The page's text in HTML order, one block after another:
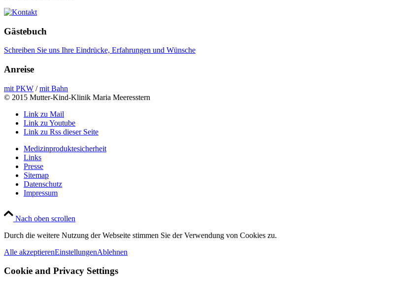
Gästebuch
Schreiben Sie uns Ihre Eindrücke, Erfahrungen und Wünsche
Anreise
mit PKW /mit Bahn
© 2015 Mutter-Kind-Klinik Maria Meeresstern
Link zu Mail
Link zu Youtube
Link zu Rss dieser Seite
Medizinproduktesicherheit
Links
Presse
Sitemap
Datenschutz
Impressum
Nach oben scrollen
Durch die weitere Nutzung der Webseite stimmen Sie der Verwendung von Cookies zu.
Alle akzeptierenEinstellungenAblehnen
Cookie and Privacy Settings